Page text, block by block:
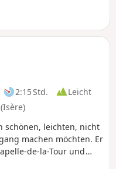
2:15 Std.
Leicht
schönen, leichten, nicht
machen möchten. Er
de-la-Tour und